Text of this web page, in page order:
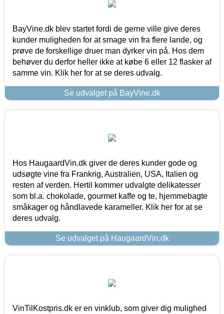
BayVine.dk blev startet fordi de gerne ville give deres
kunder muligheden for at smage vin fra flere lande, og
prøve de forskellige druer man dyrker vin på. Hos dem
behøver du derfor heller ikke at købe 6 eller 12 flasker af
samme vin. Klik her for at se deres udvalg.
Se udvalget på BayVine.dk
Hos HaugaardVin.dk giver de deres kunder gode og
udsøgte vine fra Frankrig, Australien, USA, Italien og
resten af verden. Hertil kommer udvalgte delikatesser
som bl.a. chokolade, gourmet kaffe og te, hjemmebagte
småkager og håndlavede karameller. Klik her for at se
deres udvalg.
Se udvalget på HaugaardVin.dk
VinTilKostpris.dk er en vinklub, som giver dig mulighed